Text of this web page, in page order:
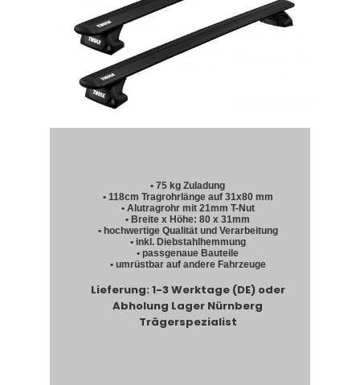
• 75 kg Zuladung
• 118cm Tragrohrlänge auf 31x80 mm
• Alutragrohr mit 21mm T-Nut
• Breite x Höhe: 80 x 31mm
• hochwertige Qualität und Verarbeitung
• inkl. Diebstahlhemmung
• passgenaue Bauteile
• umrüstbar auf andere Fahrzeuge
Lieferung: 1-3 Werktage (DE) oder
Abholung Lager Nürnberg
Trägerspezialist